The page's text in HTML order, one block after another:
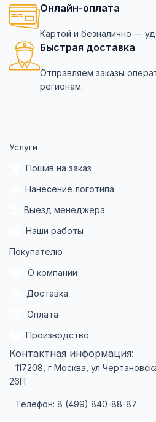
Онлайн-оплата
Картой и безналично —
Быстрая доставка
Отправляем заказы
регионам.
Услуги
Пошив на заказ
Нанесение логотипа
Выезд менеджера
Наши работы
Покупателю
О компании
Доставка
Оплата
Производство
Контактная информация:
117208, г Москва, ул
26П
Телефон: 8 (499) 840-88-87